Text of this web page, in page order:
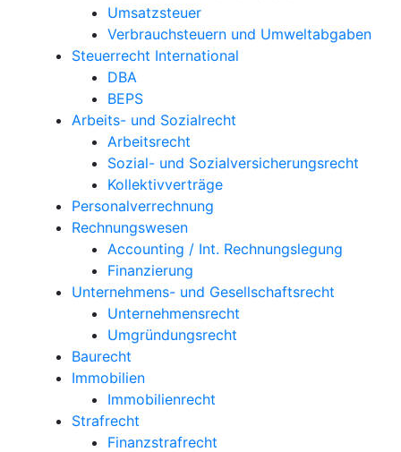
Umsatzsteuer
Verbrauchsteuern und Umweltabgaben
Steuerrecht International
DBA
BEPS
Arbeits- und Sozialrecht
Arbeitsrecht
Sozial- und Sozialversicherungsrecht
Kollektivverträge
Personalverrechnung
Rechnungswesen
Accounting / Int. Rechnungslegung
Finanzierung
Unternehmens- und Gesellschaftsrecht
Unternehmensrecht
Umgründungsrecht
Baurecht
Immobilien
Immobilienrecht
Strafrecht
Finanzstrafrecht